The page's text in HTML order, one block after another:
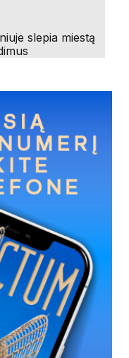
slepia miestą